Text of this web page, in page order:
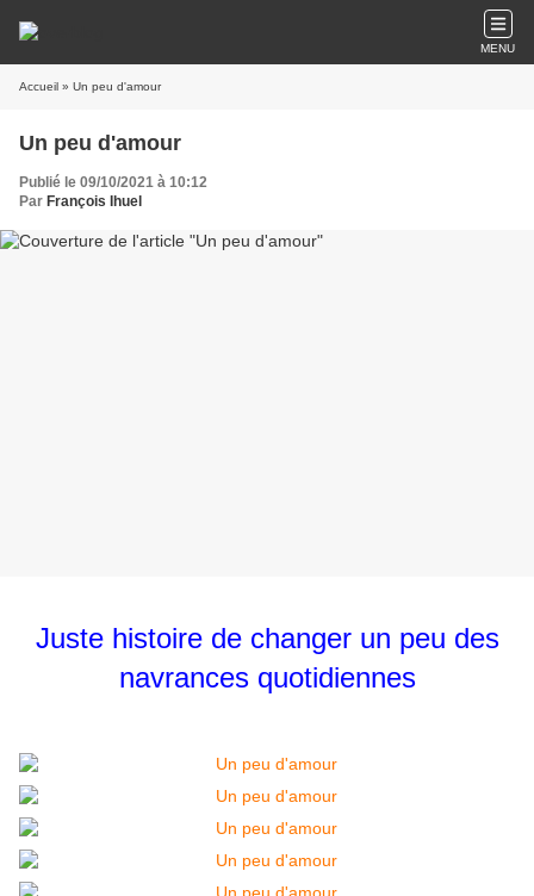
MENU
Accueil » Un peu d'amour
Un peu d'amour
Publié le 09/10/2021 à 10:12
Par François Ihuel
Juste histoire de changer un peu des
navrances quotidiennes